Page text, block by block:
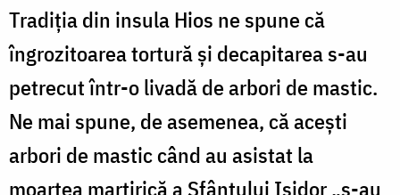
Tradiția din insula Hios ne spune că
îngrozitoarea tortură și decapitarea s-au
petrecut într-o livadă de arbori de mastic.
Ne mai spune, de asemenea, că acești
arbori de mastic când au asistat la
moartea martirică a Sfântului Isidor „s-au